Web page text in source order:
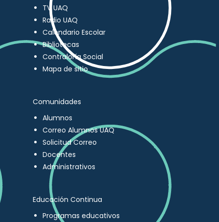
TV UAQ
Radio UAQ
Calendario Escolar
Bibliotecas
Contraloría Social
Mapa de sitio
Comunidades
Alumnos
Correo Alumnos UAQ
Solicitud Correo
Docentes
Administrativos
Educación Continua
Programas educativos